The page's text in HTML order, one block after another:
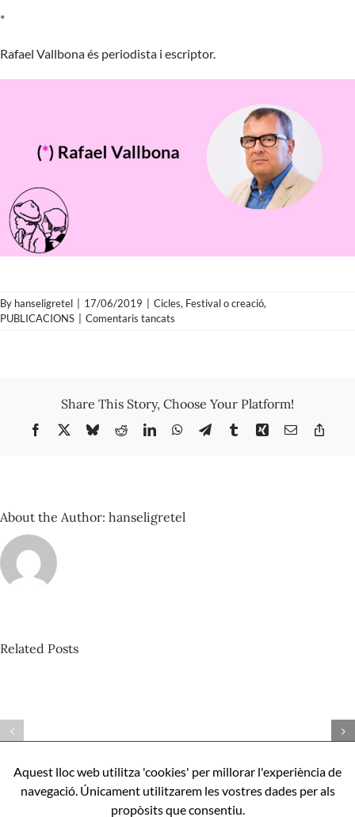
*
Rafael Vallbona és periodista i escriptor.
By hanseligretel 17/06/2019 Cicles, Festival o creació,
PUBLICACIONS
Comentaris tancats
mort
de
la
Share This Story, Choose Your Platform!
Facebook BlueskyRedditLinkedInWhatsApp
TelegramTumblrXing Email
About the Author: hanseligretel
Related Posts
Misonne
Mona
l’IA
ser
apunts
sobre
Aquest lloc web utilitza 'cookies' per millorar l'experiència de
navegació. Únicament utilitzarem les vostres dades per als
propòsits que consentiu.